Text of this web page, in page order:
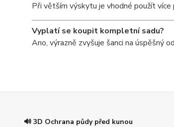
Při větším výskytu je vhodné použít více
Vyplatí se koupit kompletní sadu?
Ano, výrazně zvyšuje šanci na úspěšný
🔊 3D Ochrana půdy před kunou